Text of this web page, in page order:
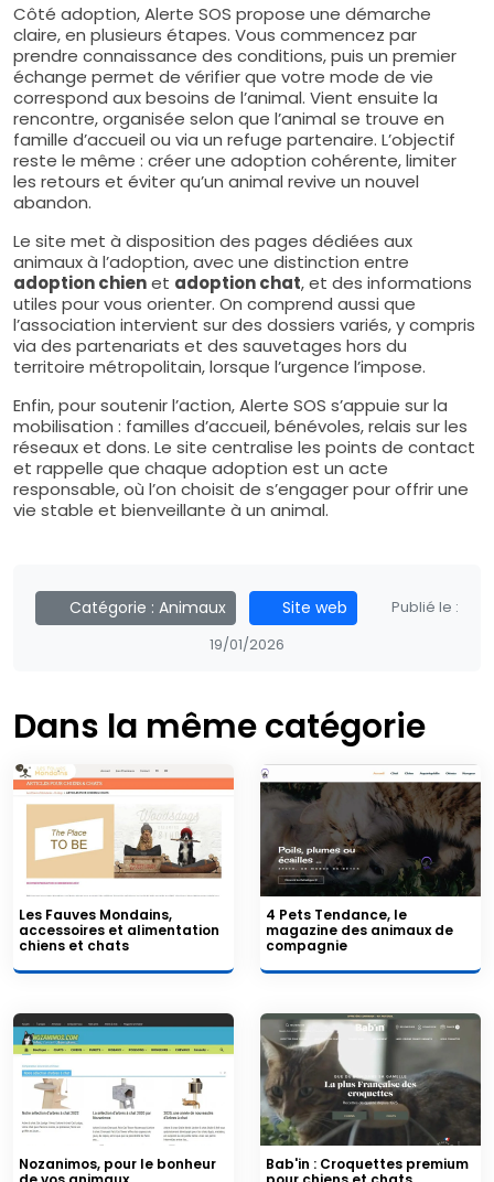
Côté adoption, Alerte SOS propose une démarche
claire, en plusieurs étapes. Vous commencez par
prendre connaissance des conditions, puis un premier
échange permet de vérifier que votre mode de vie
correspond aux besoins de l’animal. Vient ensuite la
rencontre, organisée selon que l’animal se trouve en
famille d’accueil ou via un refuge partenaire. L’objectif
reste le même : créer une adoption cohérente, limiter
les retours et éviter qu’un animal revive un nouvel
abandon.
Le site met à disposition des pages dédiées aux
animaux à l’adoption, avec une distinction entre
adoption chienet adoption chat, et des informations
utiles pour vous orienter. On comprend aussi que
l’association intervient sur des dossiers variés, y compris
via des partenariats et des sauvetages hors du
territoire métropolitain, lorsque l’urgence l’impose.
Enfin, pour soutenir l’action, Alerte SOS s’appuie sur la
mobilisation : familles d’accueil, bénévoles, relais sur les
réseaux et dons. Le site centralise les points de contact
et rappelle que chaque adoption est un acte
responsable, où l’on choisit de s’engager pour offrir une
vie stable et bienveillante à un animal.
Catégorie : Animaux Site web
Publié le :
19/01/2026
Dans la même catégorie
Les Fauves Mondains,
accessoires et alimentation
chiens et chats
4 Pets Tendance, le
magazine des animaux de
compagnie
Nozanimos, pour le bonheur
Bab'in : Croquettes premium